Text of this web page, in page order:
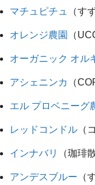
マチュピチュ （す
オレンジ農園 （
オーガニック オル
アシェニンカ （
エル プロベニーグ
レッドコンドル （
インナバリ （珈琲
アンデスブルー （